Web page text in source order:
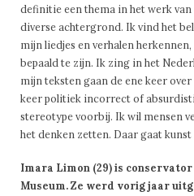
definitie een thema in het werk
diverse achtergrond. Ik vind het
mijn liedjes en verhalen
bepaald te zijn. Ik zing in het
mijn teksten gaan de ene keer
keer politiek incorrect of
stereotype voorbij. Ik wil mensen
het denken zetten. Daar gaat kunst
Imara Limon (29) is
Museum. Ze werd vorig jaar